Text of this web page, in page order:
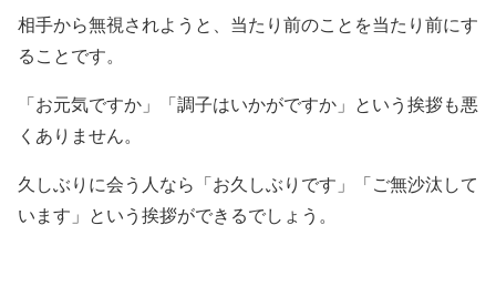
相手から無視されようと、当たり前のことを当たり前にす
ることです。
「お元気ですか」「調子はいかがですか」という挨拶も悪
くありません。
久しぶりに会う人なら「お久しぶりです」「ご無沙汰して
います」という挨拶ができるでしょう。